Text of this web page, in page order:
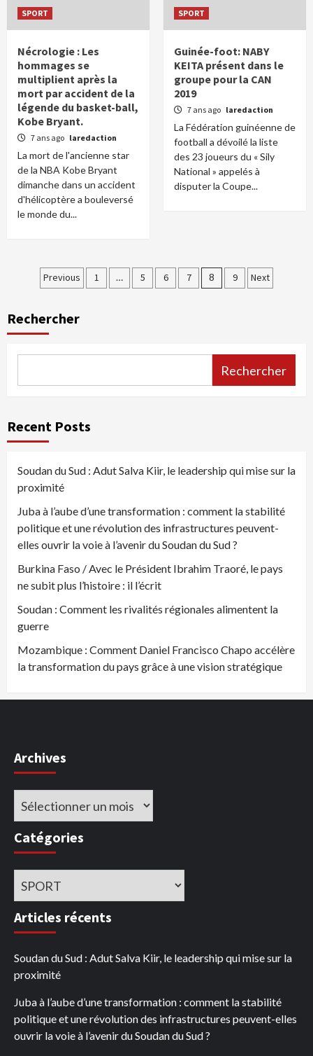
SPORT
Nécrologie : Les
hommages se
multiplient après la
mort par accident de la
légende du basket-ball,
Kobe Bryant.
7 ans ago laredaction
La mort de l'ancienne star
de la NBA Kobe Bryant
dimanche dans un accident
d'hélicoptère a bouleversé
le monde du...
SPORT
Guinée-foot: NABY
KEITA présent dans le
groupe pour la CAN
2019
7 ans ago laredaction
La Fédération guinéenne de
football a dévoilé la liste
des 23 joueurs du « Sily
National » appelés à
disputer la Coupe...
Pagination
des
publications
Previous 1 … 5 6 7 8 9 Next
Rechercher
Rechercher
Recent Posts
Soudan du Sud : Adut Salva Kiir, le leadership qui mise sur la
proximité
Juba à l’aube d’une transformation : comment la stabilité
politique et une révolution des infrastructures peuvent-
elles ouvrir la voie à l’avenir du Soudan du Sud ?
Burkina Faso / Avec le Président Ibrahim Traoré, le pays
ne subit plus l’histoire : il l’écrit
Soudan : Comment les rivalités régionales alimentent la
guerre
Mozambique : Comment Daniel Francisco Chapo accélère
la transformation du pays grâce à une vision stratégique
Archives
Archives
Catégories
Catégories
Articles récents
Soudan du Sud : Adut Salva Kiir, le leadership qui mise sur la
proximité
Juba à l’aube d’une transformation : comment la stabilité
politique et une révolution des infrastructures peuvent-elles
ouvrir la voie à l’avenir du Soudan du Sud ?